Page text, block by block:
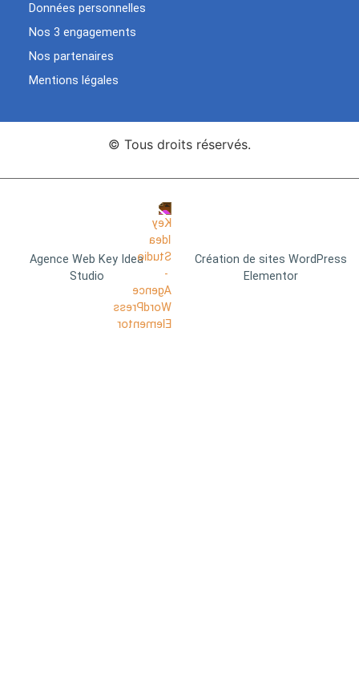
Données personnelles
Nos 3 engagements
Nos partenaires
Mentions légales
© Tous droits réservés.
Agence Web Key Idea
Studio
Création de sites WordPress
Elementor